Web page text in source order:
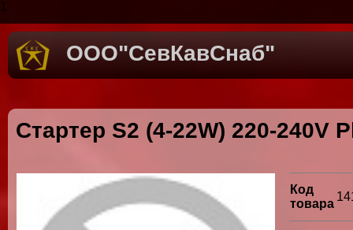
1
ООО"СевКавСнаб"
Стартер S2 (4-22W) 220-240V
Код
товара